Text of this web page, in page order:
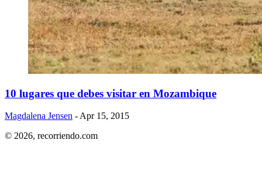
​10 lugares que debes visitar en Mozambique
Magdalena Jensen - Apr 15, 2015
© 2026, recorriendo.com